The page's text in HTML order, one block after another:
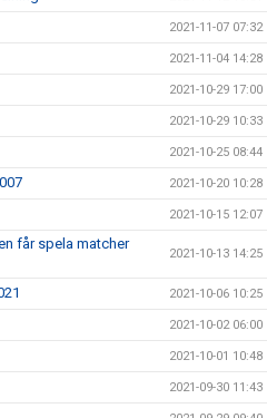
2021-11-07 07:32
2021-11-04 14:28
2021-10-29 17:00
2021-10-29 10:33
2021-10-25 08:44
2021-10-20 10:28
2021-10-15 12:07
får spela matcher
2021-10-13 14:25
2021-10-06 10:25
2021-10-02 06:00
2021-10-01 10:48
2021-09-30 11:43